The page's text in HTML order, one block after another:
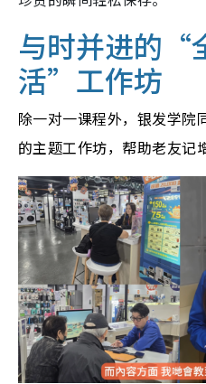
与时并进的“
活”工作坊
除一对一课程外，银发学院
的主题工作坊，帮助老友记